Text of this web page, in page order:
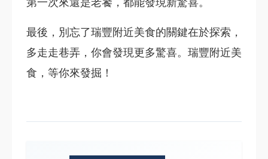
第一次來還是老饕，都能發現新驚喜。
最後，別忘了瑞豐附近美食的關鍵在於探索，
多走走巷弄，你會發現更多驚喜。瑞豐附近美
食，等你來發掘！